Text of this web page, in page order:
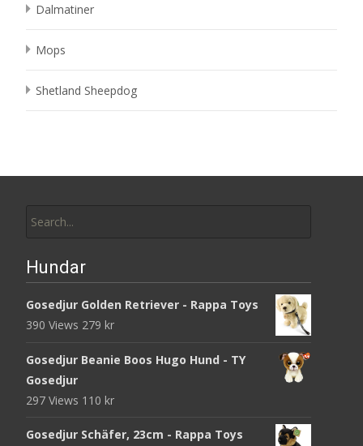
Dalmatiner
Mops
Shetland Sheepdog
for:
Hundar
Gosedjur Golden Retriever - Rappa Toys
390 Views 279 kr
Gosedjur Beanie Boos Hugo Hund - TY
Gosedjur
297 Views 110 kr
Gosedjur Schäfer, 23cm - Rappa Toys